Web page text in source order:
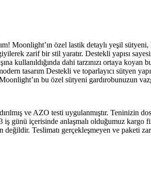
Moonlight’ın özel lastik detaylı yeşil
zarif bir stil yaratır. Destekli yapısı
kullanıldığında dahi tarzınızı ortaya
tasarım Destekli ve toparlayıcı sütyen
bu özel sütyeni gardırobunuzun
ve AZO testi uygulanmıştır. Teninizin
içerisinde anlaşmalı olduğumuz kargo
Teslimatı gerçekleşmeyen ve paketi